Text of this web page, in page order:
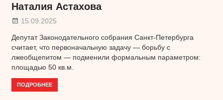
Наталия Астахова
15.09.2025
Депутат Законодательного собрания Санкт-Петербурга
считает, что первоначальную задачу — борьбу с
лжеобщепитом — подменили формальным параметром:
площадью 50 кв.м.
ПОДРОБНЕЕ